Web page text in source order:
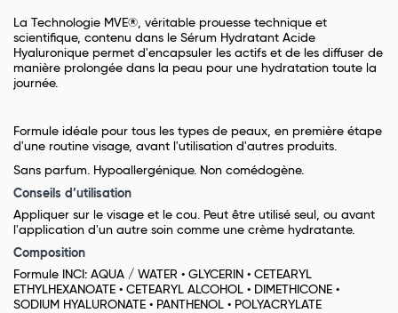
La Technologie MVE®, véritable prouesse technique et
scientifique, contenu dans le Sérum Hydratant Acide
Hyaluronique permet d'encapsuler les actifs et de les diffuser de
manière prolongée dans la peau pour une hydratation toute la
journée.
Formule idéale pour tous les types de peaux, en première étape
d'une routine visage, avant l'utilisation d'autres produits.
Sans parfum. Hypoallergénique. Non comédogène.
Conseils d’utilisation
Appliquer sur le visage et le cou. Peut être utilisé seul, ou avant
l'application d'un autre soin comme une crème hydratante.
Composition
Formule INCI: AQUA / WATER • GLYCERIN • CETEARYL
ETHYLHEXANOATE • CETEARYL ALCOHOL • DIMETHICONE •
SODIUM HYALURONATE • PANTHENOL • POLYACRYLATE